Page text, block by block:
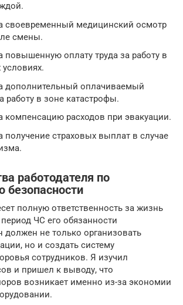
своевременный медицинский осмотр
смены.
повышенную оплату труда за работу в
дополнительный оплачиваемый
работу в зоне катастрофы.
компенсацию расходов при эвакуации.
получение страховых выплат в случае
работодателя по
безопасности
полную ответственность за жизнь
ЧС его обязанности
должен не только организовать
но и создать систему
сотрудников. Я изучил
и пришел к выводу, что
возникает именно из-за экономии